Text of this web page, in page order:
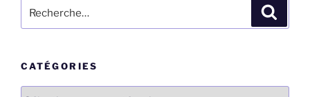
pour
CATÉGORIES